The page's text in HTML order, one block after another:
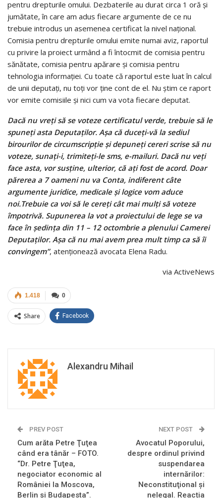
pentru drepturile omului. Dezbaterile au durat circa 1 oră și
jumătate, în care am adus fiecare argumente de ce nu
trebuie introdus un asemenea certificat la nivel național.
Comisia pentru drepturile omului emite numai aviz, raportul
cu privire la proiect urmând a fi întocmit de comisia pentru
sănătate, comisia pentru apărare și comisia pentru
tehnologia informației. Cu toate că raportul este luat în calcul
de unii deputați, nu toți vor ține cont de el. Nu știm ce raport
vor emite comisiile și nici cum va vota fiecare deputat.
Dacă nu vreți să se voteze certificatul verde, trebuie să le
spuneți asta Deputaților. Așa că duceți-vă la sediul
birourilor de circumscripție și depuneți cereri scrise să nu
voteze, sunați-i, trimiteți-le sms, e-mailuri. Dacă nu veți
face asta, vor susține, ulterior, că ați fost de acord. Doar
părerea a 7 oameni nu va Conta, indiferent câte
argumente juridice, medicale și logice vom aduce
noi.Trebuie ca voi să le cereți cât mai mulți să voteze
împotrivă. Supunerea la vot a proiectului de lege se va
face în ședința din 11 – 12 octombrie a plenului Camerei
Deputaților. Așa că nu mai avem prea mult timp ca să îi
convingem”, atenționează avocata Elena Radu.
via ActiveNews
0
1.418
Share Facebook
Alexandru Mihail
PREV POST
Cum arăta Petre Ţuţea
când era tânăr – FOTO.
“Dr. Petre Ţuţea,
negociator economic al
României la Moscova,
Berlin şi Budapesta”.
NEXT POST
Avocatul Poporului,
despre ordinul privind
suspendarea
internărilor:
Neconstituţional şi
nelegal. Reacția